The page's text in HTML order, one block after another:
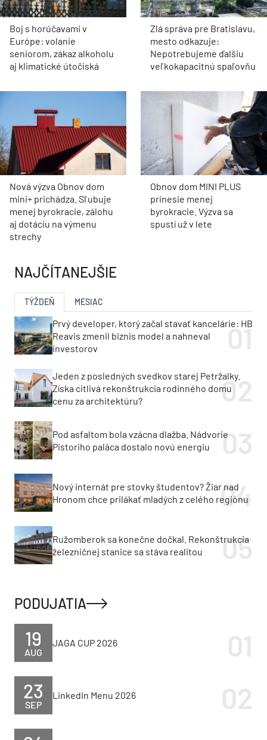
Boj s horúčavami v
Európe: volanie
seniorom, zákaz alkoholu
aj klimatické útočiská
Zlá správa pre Bratislavu,
mesto odkazuje:
Nepotrebujeme ďalšiu
veľkokapacitnú spaľovňu
Nová výzva Obnov dom
mini+ prichádza. Sľubuje
menej byrokracie, zálohu
aj dotáciu na výmenu
strechy
Obnov dom MINI PLUS
prinesie menej
byrokracie. Výzva sa
spustí už v lete
NAJČÍTANEJŠIE
TÝŽDEŇ MESIAC
Prvý developer, ktorý začal stavať kancelárie: HB
Reavis zmenil biznis model a nahneval
investorov
Jeden z posledných svedkov starej Petržalky.
Získa citlivá rekonštrukcia rodinného domu
cenu za architektúru?
Pod asfaltom bola vzácna dlažba. Nádvorie
Pistoriho paláca dostalo novú energiu
Nový internát pre stovky študentov? Žiar nad
Hronom chce prilákať mladých z celého regiónu
Ružomberok sa konečne dočkal. Rekonštrukcia
železničnej stanice sa stáva realitou
PODUJATIA
AUG
19 JAGA CUP 2026
SEP
23 LinkedIn Menu 2026